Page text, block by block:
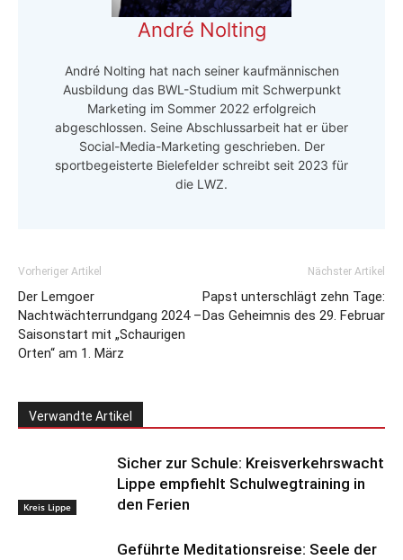
André Nolting
André Nolting hat nach seiner kaufmännischen
Ausbildung das BWL-Studium mit Schwerpunkt
Marketing im Sommer 2022 erfolgreich
abgeschlossen. Seine Abschlussarbeit hat er über
Social-Media-Marketing geschrieben. Der
sportbegeisterte Bielefelder schreibt seit 2023 für
die LWZ.
Vorheriger Artikel
Der Lemgoer
Nachtwächterrundgang 2024 –
Saisonstart mit „Schaurigen
Orten“ am 1. März
Nächster Artikel
Papst unterschlägt zehn Tage:
Das Geheimnis des 29. Februar
Verwandte Artikel
Kreis Lippe
Sicher zur Schule: Kreisverkehrswacht
Lippe empfiehlt Schulwegtraining in
den Ferien
Geführte Meditationsreise: Seele der